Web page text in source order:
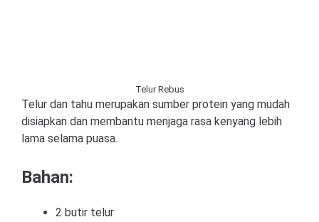
Telur Rebus
Telur dan tahu merupakan sumber protein yang mudah
disiapkan dan membantu menjaga rasa kenyang lebih
lama selama puasa.
Bahan:
2 butir telur